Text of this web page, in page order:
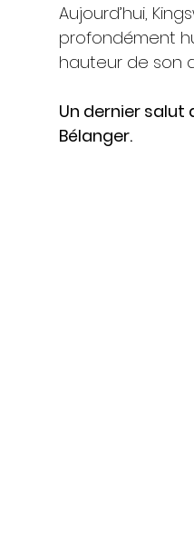
Aujourd’hui,
profondément
hauteur de son
Un dernier salut
Bélanger.